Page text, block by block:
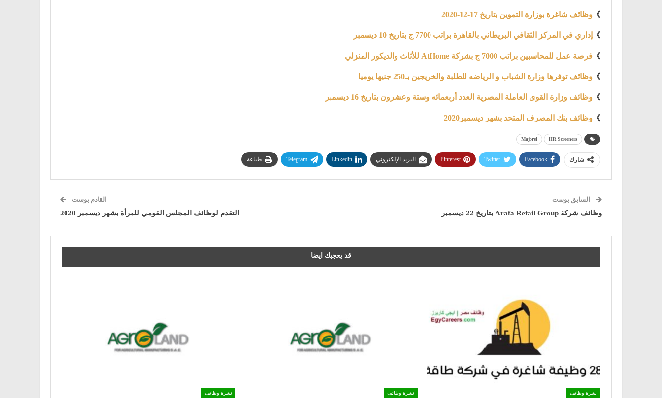
》 وظائف شاغرة بوزارة التموين بتاريخ 17-12-2020
》 إداري في المركز الثقافي البريطاني بالقاهرة براتب 7700 ج بتاريخ 10 ديسمبر
》 فرصة عمل للمحاسبين براتب 7000 ج بشركة AtHome للأثاث والديكور المنزلي
》 وظائف توفرها وزارة الشباب و الرياضه للطلبة والخريجين بـ250 جنيها يوميا
》 وظائف وزارة القوى العاملة المصرية العدد أربعمائه وستة وعشرون بتاريخ 16 ديسمبر
》 وظائف بنك المصرف المتحد بشهر ديسمبر2020
HR Screeners
Majorel
شارك Facebook
Twitter
Pinterest البريد الإلكتروني Linkedin
Telegram طباعة
السابق بوست
وظائف شركة Arafa Retail Group بتاريخ 22 ديسمبر
القادم بوست
التقدم لوظائف المجلس القومي للمرأة بشهر ديسمبر 2020
قد يعجبك ايضا
نشرة وظائف نشرة وظائف نشرة وظائف